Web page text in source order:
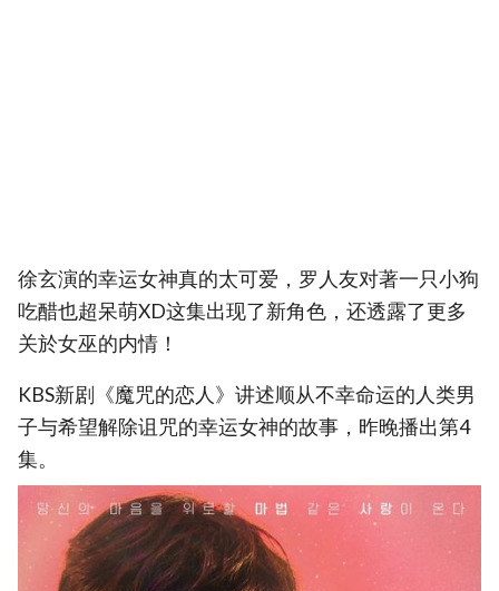
徐玄演的幸运女神真的太可爱，罗人友对著一只小狗
吃醋也超呆萌XD这集出现了新角色，还透露了更多
关於女巫的内情！
KBS新剧《魔咒的恋人》讲述顺从不幸命运的人类男
子与希望解除诅咒的幸运女神的故事，昨晚播出第4
集。